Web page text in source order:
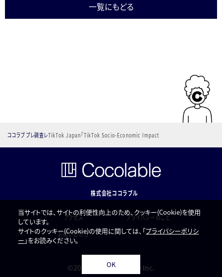
一覧にもどる
ココラブプレ調査レTikTok Japan「TikTok Socio-Economic Impact
株式会社ココラブル
アクセス
プライバシーのこと
お問い合わせ
©2014-2026 Cocolable Inc.
当サイトでは、サイトの利便性向上のため、クッキー(Cookie)を使用
しています。
サイトのクッキー(Cookie)の使用に関しては、「プライバシーポリシ
ー 」をお読みください。
OK